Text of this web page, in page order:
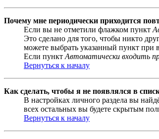
Почему мне периодически приходится
Если вы не отметили флажком пункт
Это сделано для того, чтобы никто
можете выбрать указанный пункт при
Если пункт Автоматически входить
Вернуться к началу
Как сделать, чтобы я не появлялся в
В настройках личного раздела вы
всех остальных вы будете скрытым
Вернуться к началу